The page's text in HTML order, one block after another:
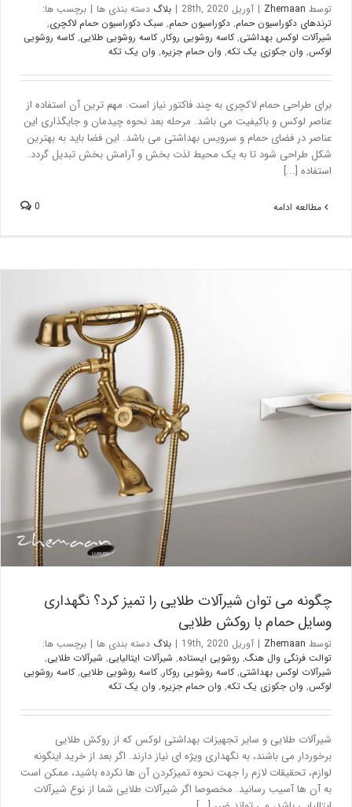
توسطZhemaan
| آوریل 28th, 2020 | بلاگدسته بندی ها
برچسب ها:
ترندهای دکوراسیون حمام,دکوراسیون حمام,سبک دکوراسیون حمام لاکچری,
شیرآلات لوکس بهداشتی,کاسه روشویی روکار,کاسه روشویی طلایی,کاسه روشویی
لوکس,وان جکوزی یک تکه ,وان حمام جزیره,وان یک تکه
برای طراحی حمام لاکچری به چند فاکتور نیاز است. مهم ترین آن استفاده از
عناصر لوکس و باکیفیت می باشد. مرحله بعد نحوه چیدمان و جایگذاری این
عناصر در فضای حمام و سرویس بهداشتی می باشد. این فضا باید به بهترین
شکل طراحی شود تا به یک محیط لذت بخش و آرامش بخش تبدیل گردد.
استفاده [...]
مطالعه ادامه
چگونه می توان شیرآلات طلایی را تمیز کرد؟ نگهداری وسایل حمام با
روکش طلایی
بلاگ
چگونه می توان شیرآلات طلایی را تمیز کرد؟ نگهداری
وسایل حمام با روکش طلایی
توسطZhemaan
| آوریل 19th, 2020 | بلاگدسته بندی ها
برچسب ها:
توالت فرنگی وال هنگ,روشویی ایستاده,شیرآلات ایتالیایی,شیرآلات طلایی,
شیرآلات لوکس بهداشتی,کاسه روشویی روکار,کاسه روشویی طلایی,کاسه روشویی
لوکس,وان جکوزی یک تکه ,وان حمام جزیره,وان یک تکه
شیرآلات طلایی و سایر تجهیزات بهداشتی لوکس که از روکش طلایی
برخوردار می باشند، به نگهداری ویژه ای نیاز دارند. اگر بعد از خرید اینگونه
لوازم، تحقیقات لازم را جهت نحوه تمیزکردن آن ها نکرده باشید، ممکن است
به آن ها آسیب رسانید. مخصوصا اگر شیرآلات طلایی شما از نوع شیرآلات